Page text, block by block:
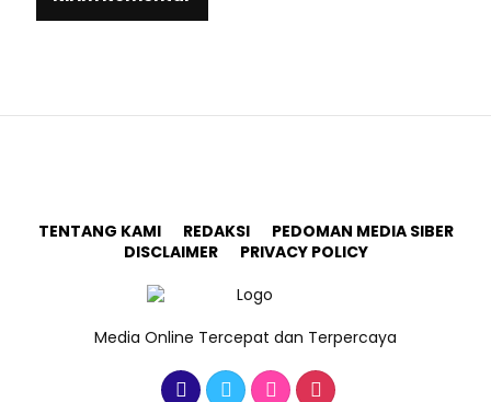
TENTANG KAMI REDAKSI
PEDOMAN MEDIA SIBER
DISCLAIMER
PRIVACY POLICY
Media Online Tercepat dan Terpercaya